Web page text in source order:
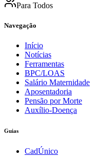
Para Todos
Navegação
Início
Notícias
Ferramentas
BPC/LOAS
Salário Maternidade
Aposentadoria
Pensão por Morte
Auxílio-Doença
Guias
CadÚnico